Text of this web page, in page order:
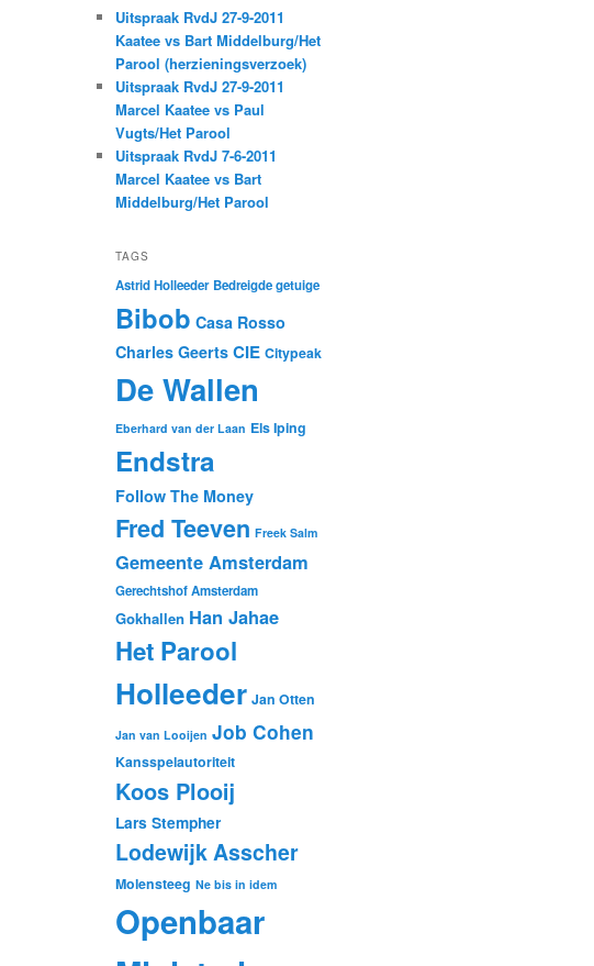
Uitspraak RvdJ 27-9-2011
Kaatee vs Bart Middelburg/Het
Parool (herzieningsverzoek)
Uitspraak RvdJ 27-9-2011
Marcel Kaatee vs Paul
Vugts/Het Parool
Uitspraak RvdJ 7-6-2011
Marcel Kaatee vs Bart
Middelburg/Het Parool
TAGS
Astrid Holleeder Bedreigde getuige
Bibob Casa Rosso
Charles Geerts CIE Citypeak
De Wallen
Eberhard van der Laan Els Iping
Endstra
Follow The Money
Fred Teeven Freek Salm
Gemeente Amsterdam
Gerechtshof Amsterdam
Gokhallen Han Jahae
Het Parool
Holleeder Jan Otten
Jan van Looijen Job Cohen
Kansspelautoriteit
Koos Plooij
Lars Stempher
Lodewijk Asscher
Molensteeg Ne bis in idem
Openbaar